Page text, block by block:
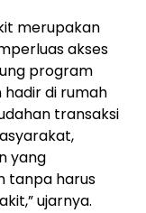
merupakan
akses
program
hadir di rumah
transaksi
yang
tanpa harus
ujarnya.